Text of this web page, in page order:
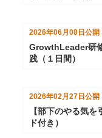
2026年06月08日公開
GrowthLeader研
践（１日間）
2026年02月27日 公開
【部下のやる気
ド付き）